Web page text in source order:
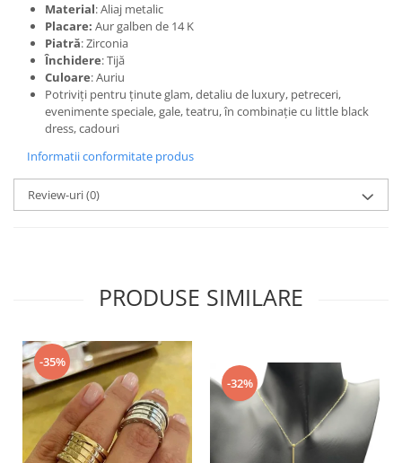
Material: Aliaj metalic
Placare: Aur galben de 14 K
Piatră: Zirconia
Închidere: Tijă
Culoare: Auriu
Potriviți pentru ținute glam, detaliu de luxury, petreceri,
evenimente speciale, gale, teatru, în combinație cu little black
dress, cadouri
Informatii conformitate produs
Review-uri(0)
PRODUSE SIMILARE
-35%
-32%